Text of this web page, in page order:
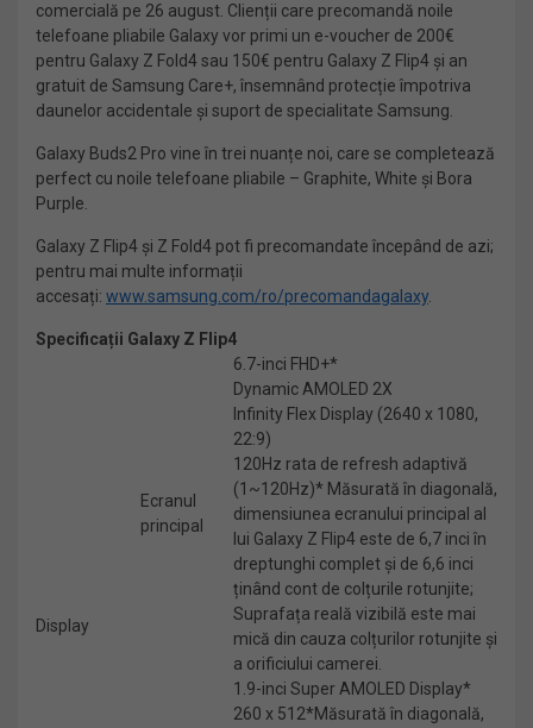
comercială pe 26 august. Clienții care precomandă noile
telefoane pliabile Galaxy vor primi un e-voucher de 200€
pentru Galaxy Z Fold4 sau 150€ pentru Galaxy Z Flip4 și an
gratuit de Samsung Care+, însemnând protecție împotriva
daunelor accidentale și suport de specialitate Samsung.
Galaxy Buds2 Pro vine în trei nuanțe noi, care se completează
perfect cu noile telefoane pliabile – Graphite, White și Bora
Purple.
Galaxy Z Flip4 și Z Fold4 pot fi precomandate începând de azi;
pentru mai multe informații
accesați: www.samsung.com/ro/precomandagalaxy.
Specificații Galaxy Z Flip4
Display
Ecranul
principal
6.7-inci FHD+*
Dynamic AMOLED 2X
Infinity Flex Display (2640 x 1080,
22:9)
120Hz rata de refresh adaptivă
(1~120Hz)* Măsurată în diagonală,
dimensiunea ecranului principal al
lui Galaxy Z Flip4 este de 6,7 inci în
dreptunghi complet și de 6,6 inci
ținând cont de colțurile rotunjite;
Suprafața reală vizibilă este mai
mică din cauza colțurilor rotunjite și
a orificiului camerei.
1.9-inci Super AMOLED Display*
260 x 512*Măsurată în diagonală,